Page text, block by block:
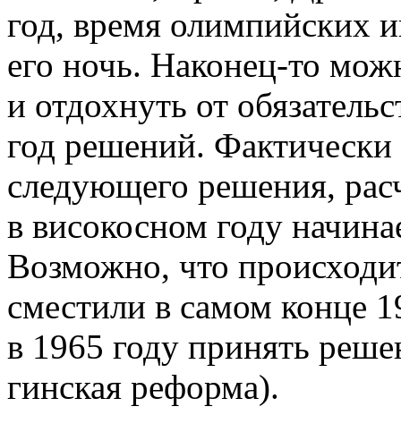
год, время олимпийских
его ночь. Наконец-то
и отдохнуть от
год решений.
следующего решения,
в високосном году
Возможно, что
сместили в самом конце
в 1965 году принять
гинская реформа).